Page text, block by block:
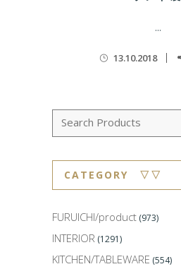
...
13.10.2018
CATEGORY ▽▽
FURUICHI/product (973)
INTERIOR (1291)
KITCHEN/TABLEWARE (554)